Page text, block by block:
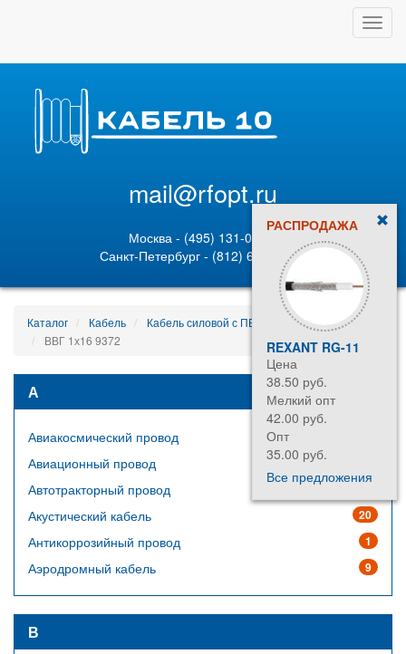
mail@rfopt.ru
Москва - (495) 131-02-05
Санкт-Петербург - (812) 628-80-89
РАСПРОДАЖА
REXANT RG-11
Цена
38.50 руб.
Мелкий опт
42.00 руб.
Опт
35.00 руб.
Все предложения
Каталог Кабель
Кабель силовой с ПВХ изоляцией
ВВГ 1х16 9372
А
Авиакосмический провод
Авиационный провод
Автотракторный провод
20
Акустический кабель
1
Антикоррозийный провод
9
Аэродромный кабель
В